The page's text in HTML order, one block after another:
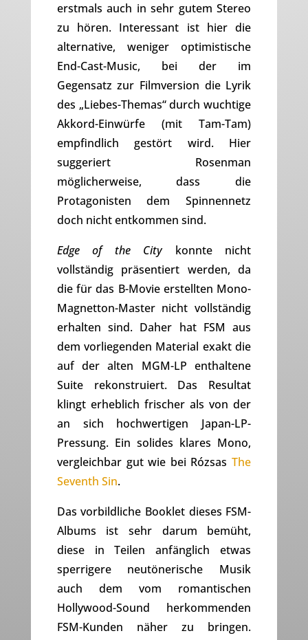
erstmals auch in sehr gutem Stereo
zu hören. Interessant ist hier die
alternative, weniger optimistische
End-Cast-Music, bei der im
Gegensatz zur Filmversion die Lyrik
des „Liebes-Themas“ durch wuchtige
Akkord-Einwürfe (mit Tam-Tam)
empfindlich gestört wird. Hier
suggeriert Rosenman
möglicherweise, dass die
Protagonisten dem Spinnennetz
doch nicht entkommen sind.
Edge of the Citykonnte nicht
vollständig präsentiert werden, da
die für das B-Movie erstellten Mono-
Magnetton-Master nicht vollständig
erhalten sind. Daher hat FSM aus
dem vorliegenden Material exakt die
auf der alten MGM-LP enthaltene
Suite rekonstruiert. Das Resultat
klingt erheblich frischer als von der
an sich hochwertigen Japan-LP-
Pressung. Ein solides klares Mono,
vergleichbar gut wie bei RózsasThe
Seventh Sin.
Das vorbildliche Booklet dieses FSM-
Albums ist sehr darum bemüht,
diese in Teilen anfänglich etwas
sperrigere neutönerische Musik
auch dem vom romantischen
Hollywood-Sound herkommenden
FSM-Kunden näher zu bringen.